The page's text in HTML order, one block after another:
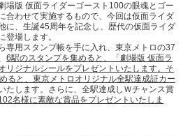
場版 仮面ライダーゴースト100の眼魂とゴー
合わせて実施するもので、今回は仮面ライダ
に、生誕45周年を記念し、歴代の仮面ライダ
登場します。
専用スタンプ帳を手に入れ、東京メトロの37
6駅のスタンプを集めると、「劇場版 仮面ラ
リジナルシールをプレゼントいたします。そ
ると、東京メトロオリジナル全駅達成証カー
たします。さらに、全駅達成しＷチャンス賞
名様に素敵な賞品をプレゼントいたしま